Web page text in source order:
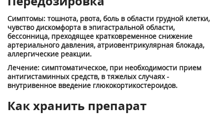
Симптомы: тошнота, рвота, боль в области грудной клетки,
чувство дискомфорта в эпигастральной области,
бессонница, преходящее кратковременное снижение
артериального давления, атриовентрикулярная блокада,
аллергические реакции.
Лечение: симптоматическое, при необходимости прием
антигистаминных средств, в тяжелых случаях -
внутривенное введение глюкокортикостероидов.
Как хранить препарат